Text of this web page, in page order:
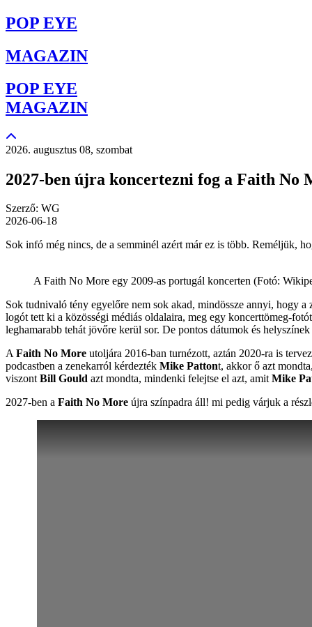
POP EYE
MAGAZIN
POP EYE
MAGAZIN
2026. augusztus 08, szombat
2027-ben újra koncertezni fog a Faith No
Szerző: WG
2026-06-18
Sok infó még nincs, de a semminél azért már ez is több. Reméljük,
A Faith No More egy 2009-as portugál koncerten (Fotó:
Sok tudnivaló tény egyelőre nem sok akad, mindössze annyi, hogy a
logót tett ki a közösségi médiás oldalaira, meg egy koncerttömeg-
leghamarabb tehát jövőre kerül sor. De pontos dátumok és
AFaith No More utoljára 2016-ban turnézott, aztán 2020-ra is
podcastben a zenekarról kérdezték Mike Pattont, akkor ő azt
viszontBill Gould azt mondta, mindenki felejtse el azt, amitMike
2027-ben a Faith No More újra színpadra áll! mi pedig várjuk a